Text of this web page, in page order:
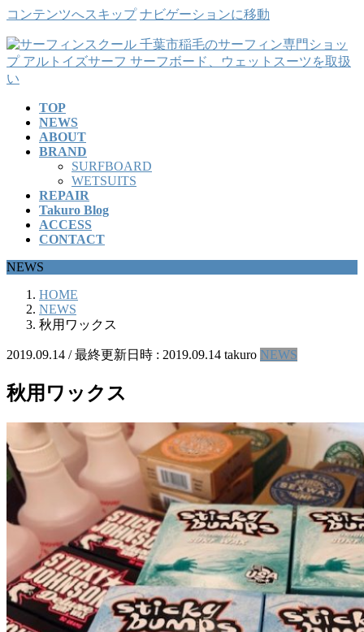
コンテンツへスキップ ナビゲーションに移動
TOP
NEWS
ABOUT
BRAND
SURFBOARD
WETSUITS
REPAIR
Takuro Blog
ACCESS
CONTACT
NEWS
HOME
NEWS
秋用ワックス
2019.09.14 / 最終更新日時 : 2019.09.14 takuro NEWS
秋用ワックス